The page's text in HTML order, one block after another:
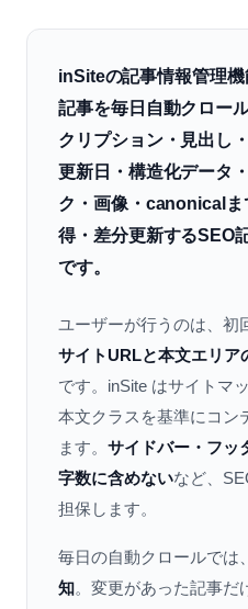
inSiteの記事情報管理
記事を毎日自動クロー
クリプション・見出し
更新日・構造化データ
ク・画像・canonicalま
得・差分更新するSEO
です。
ユーザーが行うのは、初
サイトURLと本文エリア
です。inSite はサイトマ
本文クラスを基準にコン
ます。 サイドバー・フッ
字数に含めないなど、
担保します。
毎日の自動クロールでは、
知。変更があった記事だ